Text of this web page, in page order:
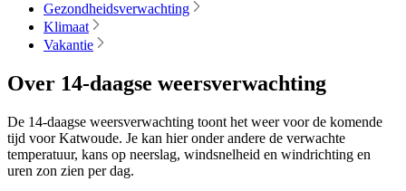
Gezondheidsverwachting
Klimaat
Vakantie
Over 14-daagse weersverwachting
De 14-daagse weersverwachting toont het weer voor de komende
tijd voor Katwoude. Je kan hier onder andere de verwachte
temperatuur, kans op neerslag, windsnelheid en windrichting en
uren zon zien per dag.